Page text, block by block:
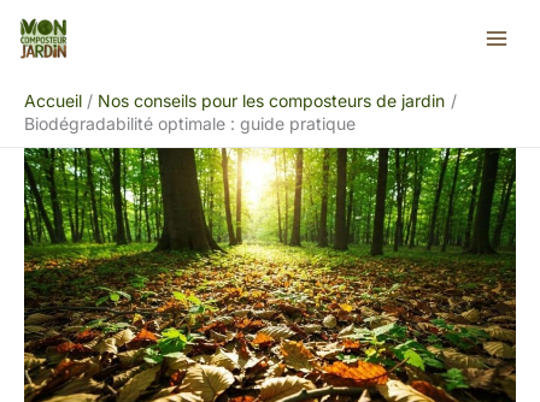
Aller
Accueil
Nos conseils pour les composteurs de jardin
Biodégradabilité optimale : guide pratique
Rechercher